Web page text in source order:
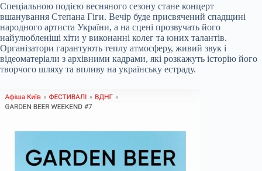
Спеціальною подією весняного сезону стане концерт
вшанування Степана Гіги. Вечір буде присвячений спадщині
народного артиста України, а на сцені прозвучать його
найулюбленіші хіти у виконанні колег та юних талантів.
Організатори гарантують теплу атмосферу, живий звук і
відеоматеріали з архівними кадрами, які розкажуть історію його
творчого шляху та впливу на українську естраду.